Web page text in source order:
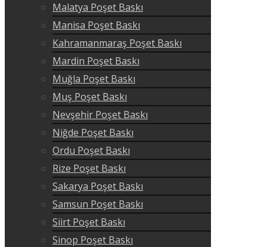
Malatya Poşet Baskı
Manisa Poşet Baskı
Kahramanmaraş Poşet Baskı
Mardin Poşet Baskı
Muğla Poşet Baskı
Muş Poşet Baskı
Nevşehir Poşet Baskı
Niğde Poşet Baskı
Ordu Poşet Baskı
Rize Poşet Baskı
Sakarya Poşet Baskı
Samsun Poşet Baskı
Siirt Poşet Baskı
Sinop Poşet Baskı